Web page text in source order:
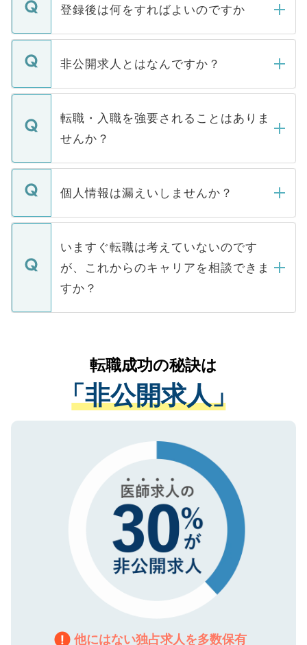
登録後は何をすればよいのですか
ご登録いただきましたら、弊社担当者がご
登録内容を確認し、その後メールもしくは
ます。通常、5営業日以内にはご連絡をせて
いただきますので、しばらくお待ちくださ
非公開求人とはなんですか？
マイナビDOCTORで取り扱っている求人の
うち約3割は、Webサイトからご覧いただ
けない「非公開求人」です。非公開求人は
下記の理由によって、一般には公開してい
ません。
■応募殺到を避けるため 人気のある医療機
関を公にしてしまうと、応募が殺到する場
に、医療機関が求める条件に合った人材の
みを人材紹介会社に依頼するケースが増え
ています。
転職・入職を強要されることはありま
せんか？
転職・入職を強要することは一切ありませ
ん。また、仮に応募先から内定をいただい
定を承諾する必要はありません。内定先へ
の辞退の連絡はキャリアパートナーが行い
個人情報は漏えいしませんか？
個人情報が漏えいすることはありませんの
で、ご安心ください。当サイトからの登録
などで収集したご登録者様の個人情報は、
ご本人のキャリアアップおよび転職活動の
支援を目的に使用いたします。お預かりし
ているすべての個人データはご本人の許可
は、個人情報の取り扱いについての厳密な
管理基準を満たした事業者のみに付与され
る、プライバシーマークを取得済みです。
で、機密保持に関してもご安心ください。
いますぐ転職は考えていないのです
が、これからのキャリアを相談できま
すか？
かがいして、現在の医療機関の状況や紹介
経験をまじえながら、適切なアドバイスを
させていただきます。すぐにご転職をされ
ない方には、長期的なサポートが可能です
ので、まずはご登録ください。
転職成功の秘訣は
「非公開求人」
他にはない独占求人を多数保有